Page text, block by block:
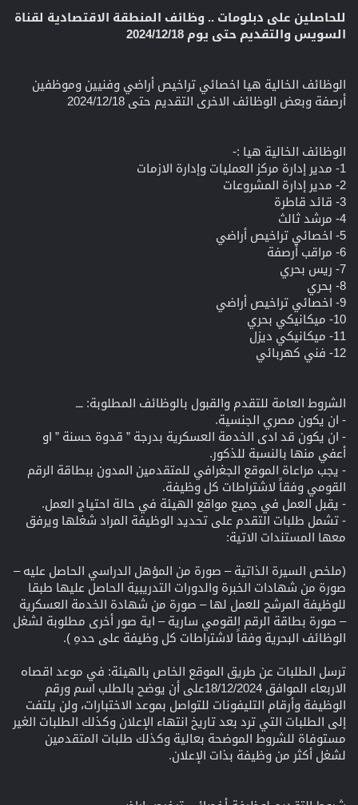
للحاصلين على دبلومات .. وظائف المنطقة الاقتصادية لقناة
السويس والتقديم حتى يوم 2024/12/18
الوظائف الخالية هيا اخصائي تراخيص أراضي وفنيين وموظفين
أرصفة وبعض الوظائف الاخرى التقديم حتى 2024/12/18
الوظائف الخالية هيا :-
1- مدير إدارة مركز العمليات وإدارة الازمات
2- مدير إدارة المشروعات
3- قائد قاطرة
4- مرشد ثالث
5- اخصائي تراخيص أراضي
6- مراقب أرصفة
7- ريس بحري
8- بحري
9- اخصائي تراخيص أراضي
10- ميكانيكي بحري
11- ميكانيكي ديزل
12- فني كهربائي
الشروط العامة للتقدم والقبول بالوظائف المطلوبة: ـــ
- ان يكون مصري الجنسية.
- ان يكون قد ادى الخدمة العسكرية بدرجة ” قدوة حسنة ” او
أعفي منها بالنسبة للذكور.
- يجب مراعاة الموقع الجغرافي للمتقدمين المدون ببطاقة الرقم
القومي وفقاً لاشتراطات كل وظيفة.
- يقبل العمل في جميع مواقع الهيئة في حالة احتياج العمل.
- تشمل طلبات التقدم على تحديد الوظيفة المراد شغلها ويرفق
معها المستندات الاتية:
(ملخص السيرة الذاتية – صورة من المؤهل الدراسي الحاصل عليه –
صورة من شهادات الخبرة والدورات التدريبية الحاصل عليها طبقا
للوظيفة المرشح للعمل لها – صورة من شهادة الخدمة العسكرية
– صورة بطاقة الرقم القومي سارية – اية صور أخرى مطلوبة لشغل
الوظائف البحرية وفقاً لاشتراطات كل وظيفة على حدهِ ).
ترسل الطلبات عن طريق الموقع الخاص بالهيئة: في موعد اقصاه
الاربعاء الموافق 18/12/2024على أن يوضح بالطلب اسم ورقم
الوظيفة وأرقام التليفونات للتواصل بموعد الاختبارات، ولن يلتفت
إلى الطلبات التي ترد بعد تاريخ انتهاء الإعلان وكذلك الطلبات الغير
مستوفاة للشروط الموضحة بعالية وكذلك طلبات المتقدمين
لشغل أكثر من وظيفة بذات الإعلان.